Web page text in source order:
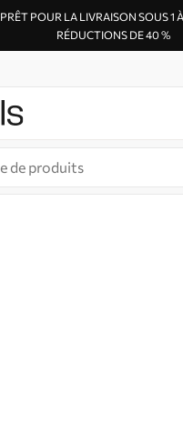
PRÊT POUR LA LIVRAISON SOUS 1
RÉDUCTIONS DE 40 %